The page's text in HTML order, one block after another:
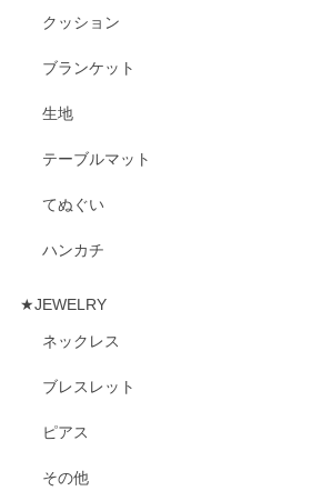
クッション
ブランケット
生地
テーブルマット
てぬぐい
ハンカチ
★JEWELRY
ネックレス
ブレスレット
ピアス
その他